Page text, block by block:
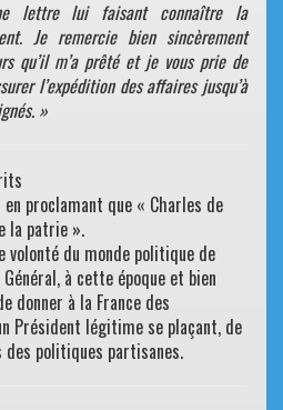
lettre lui faisant connaître la
Je remercie bien sincèrement
qu’il m’a prêté et je vous prie de
l’expédition des affaires jusqu’à
»
proclamant que « Charles de
la patrie ».
volonté du monde politique de
à cette époque et bien
donner à la France des
Président légitime se plaçant, de
politiques partisanes.